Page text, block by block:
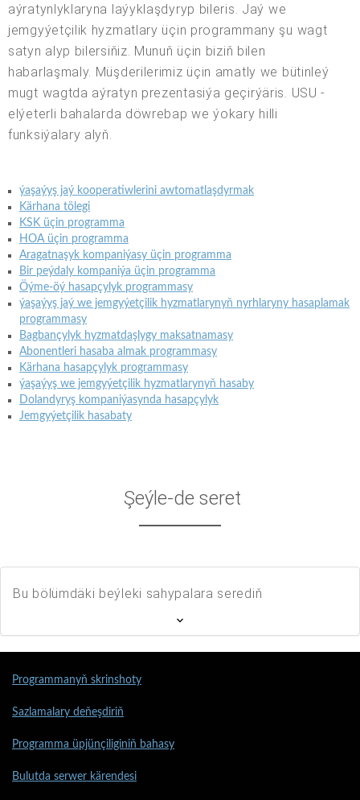
aýratynlyklaryna laýyklaşdyryp bileris. Jaý we
jemgyýetçilik hyzmatlary üçin programmany şu wagt
satyn alyp bilersiňiz. Munuň üçin biziň bilen
habarlaşmaly. Müşderilerimiz üçin amatly we bütinleý
mugt wagtda aýratyn prezentasiýa geçirýäris. USU -
elýeterli bahalarda döwrebap we ýokary hilli
funksiýalary alyň.
ýaşaýyş jaý kooperatiwlerini awtomatlaşdyrmak
Kärhana tölegi
KSK üçin programma
HOA üçin programma
Aragatnaşyk kompaniýasy üçin programma
Bir peýdaly kompaniýa üçin programma
Öýme-öý hasapçylyk programmasy
ýaşaýyş jaý we jemgyýetçilik hyzmatlarynyň nyrhlaryny hasaplamak
programmasy
Bagbançylyk hyzmatdaşlygy maksatnamasy
Abonentleri hasaba almak programmasy
Kärhana hasapçylyk programmasy
ýaşaýyş we jemgyýetçilik hyzmatlarynyň hasaby
Dolandyryş kompaniýasynda hasapçylyk
Jemgyýetçilik hasabaty
Şeýle-de seret
Bu bölümdäki beýleki sahypalara serediň
Programmanyň skrinshoty
Sazlamalary deňeşdiriň
Programma üpjünçiliginiň bahasy
Bulutda serwer kärendesi